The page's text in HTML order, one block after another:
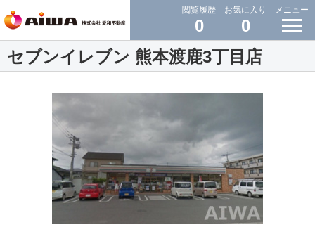
閲覧履歴
0
お気に入り
0
メニュー
セブンイレブン 熊本渡鹿3丁目店